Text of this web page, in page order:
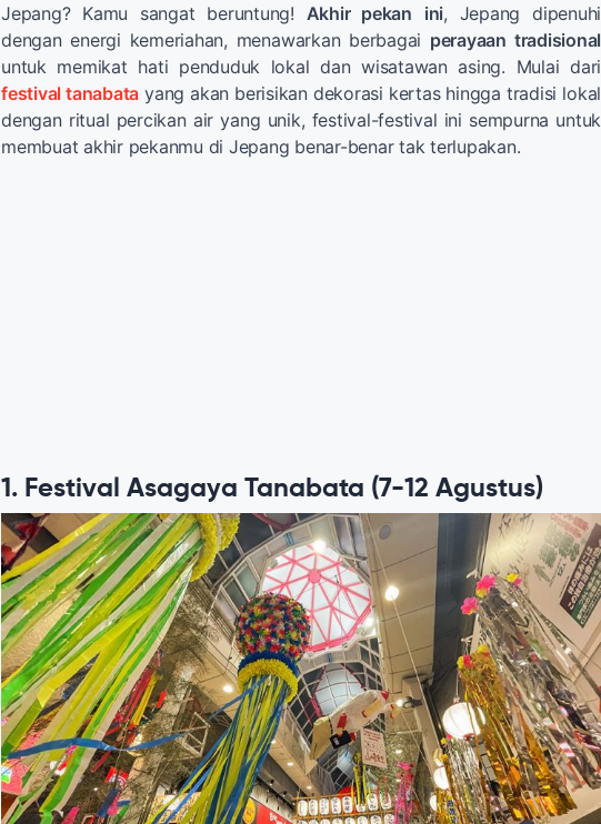
Jepang? Kamu sangat beruntung! Akhir pekan ini, Jepang dipenuhi
dengan energi kemeriahan, menawarkan berbagai perayaan tradisional
untuk memikat hati penduduk lokal dan wisatawan asing. Mulai dari
festival tanabata yang akan berisikan dekorasi kertas hingga tradisi lokal
dengan ritual percikan air yang unik, festival-festival ini sempurna untuk
membuat akhir pekanmu di Jepang benar-benar tak terlupakan.
1. Festival Asagaya Tanabata (7-12 Agustus)